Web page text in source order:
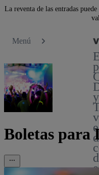
La reventa de las entradas
Menú
y
Boletas para